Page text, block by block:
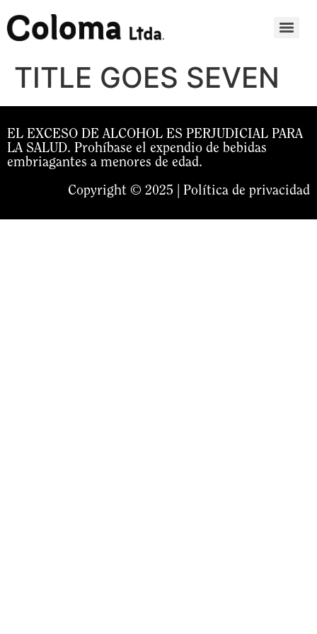
TITLE GOES SEVEN
EL EXCESO DE ALCOHOL ES PERJUDICIAL PARA
LA SALUD. Prohíbase el expendio de bebidas
embriagantes a menores de edad.
Copyright © 2025 | Política de privacidad